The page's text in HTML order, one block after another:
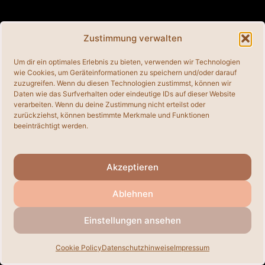
Zustimmung verwalten
Um dir ein optimales Erlebnis zu bieten, verwenden wir Technologien
wie Cookies, um Geräteinformationen zu speichern und/oder darauf
zuzugreifen. Wenn du diesen Technologien zustimmst, können wir
Daten wie das Surfverhalten oder eindeutige IDs auf dieser Website
verarbeiten. Wenn du deine Zustimmung nicht erteilst oder
zurückziehst, können bestimmte Merkmale und Funktionen
beeinträchtigt werden.
Akzeptieren
Ablehnen
Einstellungen ansehen
Cookie PolicyDatenschutzhinweiseImpressum
© 2026• Erstellt mitGeneratePress